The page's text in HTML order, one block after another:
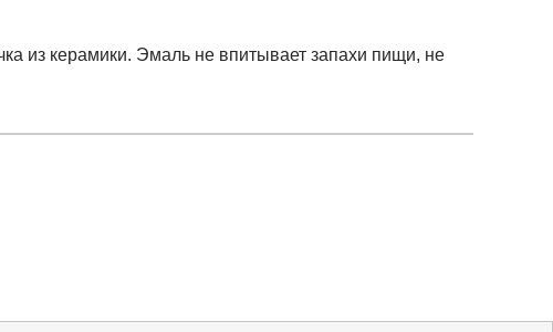
из керамики. Эмаль не впитывает запахи пищи, не